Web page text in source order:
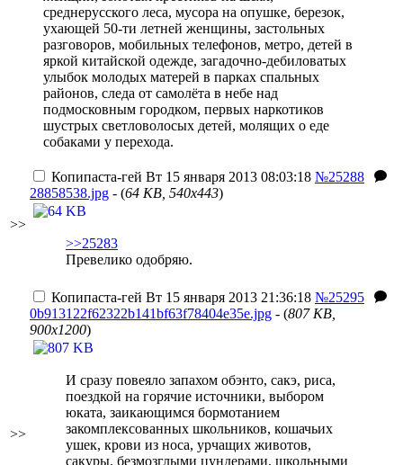
среднерусского леса, мусора на опушке, березок,
ухающей 50-ти летней женщины, застольных
разговоров, мобильных телефонов, метро, детей в
яркой китайской одежде, загадочно-дебиловатых
улыбок молодых матерей в парках спальных
районов, следа от самолёта в небе над
подмосковным городком, первых наркотиков
шустрых светловолосых детей, молящих о еде
собаками у перехода.
>>
Копипаста-гей Вт 15 января 2013 08:03:18 №25288
28858538.jpg - (64 KB, 540x443)
>>25283
Превелико одобряю.
>>
Копипаста-гей Вт 15 января 2013 21:36:18 №25295
0b913122f62322b141bf63f78404e35e.jpg - (807 KB,
900x1200)
И сразу повеяло запахом обэнто, сакэ, риса,
поездкой на горячие источники, выбором
юката, заикающимся бормотанием
закомплексованных школьников, кошачьих
ушек, крови из носа, урчащих животов,
сакуры, безмозглыми цундерами, школьными